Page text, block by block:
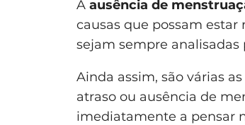
A ausência de
causas que possam
sejam sempre
Ainda assim, são várias
atraso ou ausência de
imediatamente a pensar